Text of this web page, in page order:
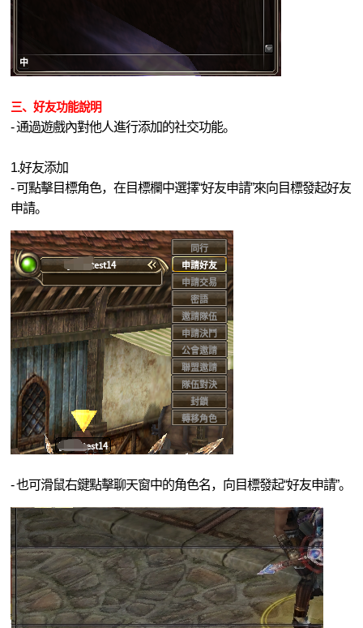
三、好友功能說明
- 通過遊戲內對他人進行添加的社交功能。
1.好友添加
- 可點擊目標角色，在目標欄中選擇“好友申請”來向目標發起好友
申請。
- 也可滑鼠右鍵點擊聊天窗中的角色名，向目標發起“好友申請”。